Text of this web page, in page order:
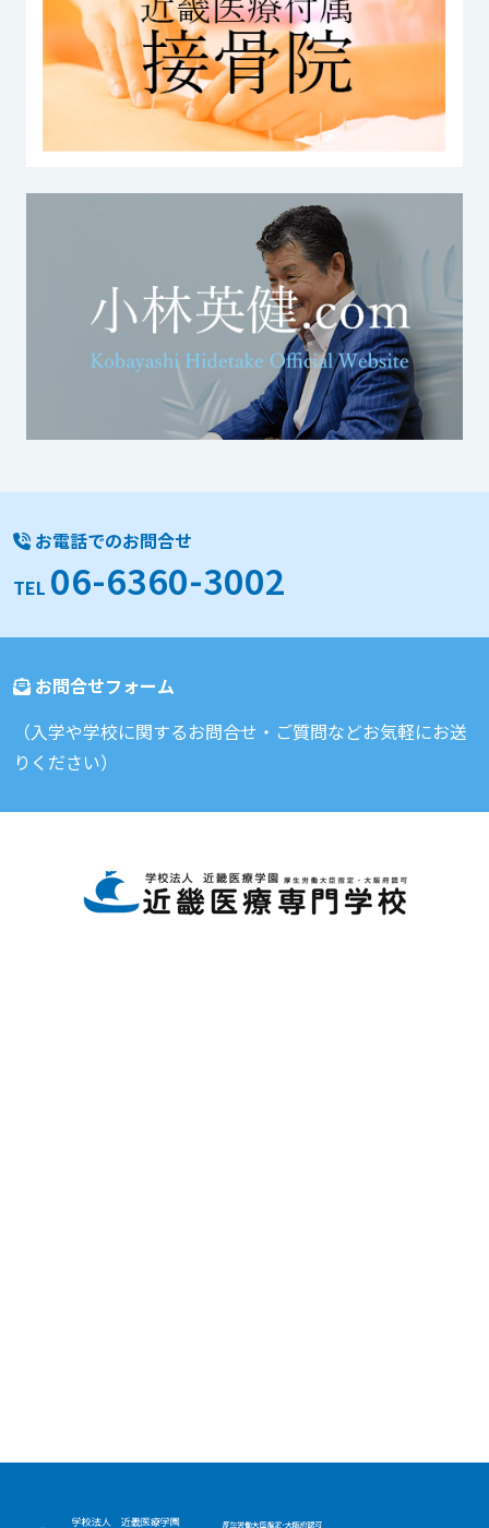
お電話でのお問合せ
TEL 06-6360-3002
お問合せフォーム
（入学や学校に関するお問合せ・ご質問などお気軽にお送
りください）